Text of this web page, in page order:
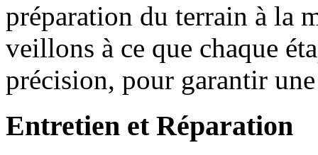
préparation du terrain à la
veillons à ce que chaque
précision, pour garantir
Entretien et Réparation